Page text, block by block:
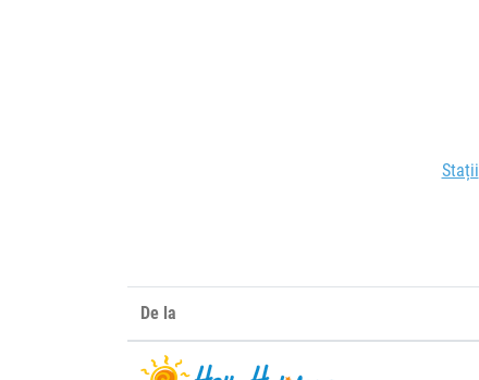
Stații
De la